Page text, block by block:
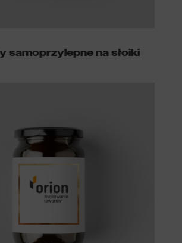
samoprzylepne na słoiki